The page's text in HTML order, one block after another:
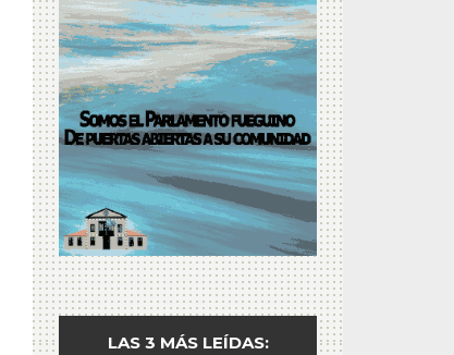
LAS 3 MÁS LEÍDAS: